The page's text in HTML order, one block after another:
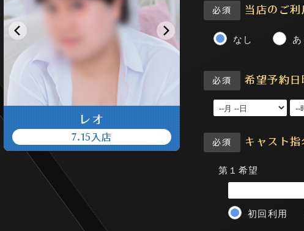
必須 当店のご利
なし あ
必須 希望予約日
必須 キャスト指
第１希望
初回利用
よつば
6.26入店
レイ
7.8入